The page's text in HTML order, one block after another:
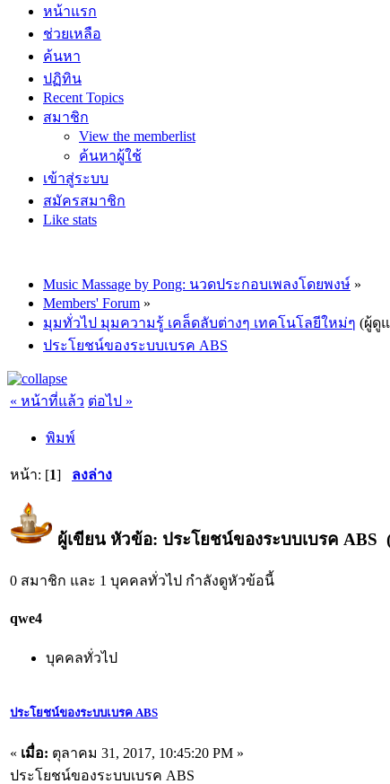
หน้าแรก
ช่วยเหลือ
ค้นหา
ปฏิทิน
Recent Topics
สมาชิก
View the memberlist
ค้นหาผู้ใช้
เข้าสู่ระบบ
สมัครสมาชิก
Like stats
Music Massage by Pong: นวดประกอบเพลงโดยพงษ์ »
Members' Forum »
มุมทั่วไป มุมความรู้ เคล็ดลับต่างๆ เทคโนโลยีใหม่ๆ (ผู้ดู
ประโยชน์ของระบบเบรค ABS
« หน้าที่แล้ว ต่อไป »
พิมพ์
หน้า: [1] ลงล่าง
ผู้เขียน หัวข้อ: ประโยชน์ของระบบเบรค ABS
0 สมาชิก และ 1 บุคคลทั่วไป กำลังดูหัวข้อนี้
qwe4
บุคคลทั่วไป
ประโยชน์ของระบบเบรค ABS
« เมื่อ: ตุลาคม 31, 2017, 10:45:20 PM »
ประโยชน์ของระบบเบรค ABS